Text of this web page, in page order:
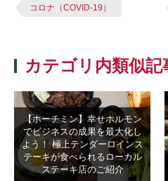
コロナ（COVID-19）
カテゴリ内類似記
【ホーチミン】幸せホルモン
でビジネスの成果を最大化し
よう！ 極上テンダーロインス
テーキが食べられるローカル
ステーキ店のご紹介